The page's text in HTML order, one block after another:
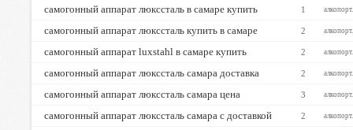
— — 2%
самогонный аппарат люкссталь в самаре купить 1
самогонный аппарат люкссталь купить в самаре 2
самогонный аппарат luxstahl в самаре купить 2
самогонный аппарат люкссталь самара доставка 2
самогонный аппарат люкссталь самара цена 3
самогонный аппарат люкссталь самара с доставкой 2